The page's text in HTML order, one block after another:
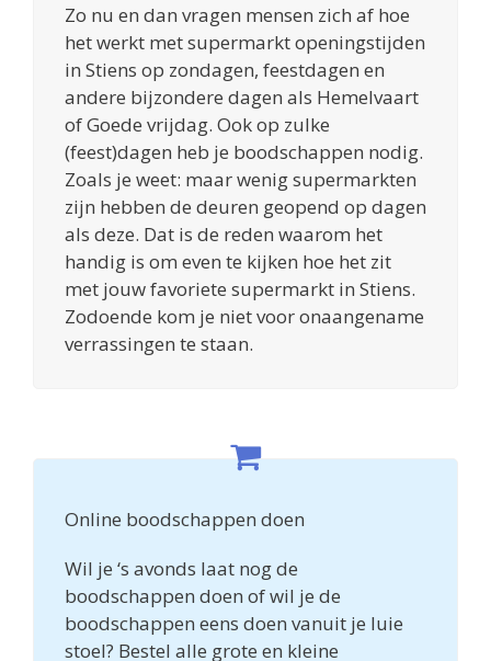
Zo nu en dan vragen mensen zich af hoe
het werkt met supermarkt openingstijden
in Stiens op zondagen, feestdagen en
andere bijzondere dagen als Hemelvaart
of Goede vrijdag. Ook op zulke
(feest)dagen heb je boodschappen nodig.
Zoals je weet: maar wenig supermarkten
zijn hebben de deuren geopend op dagen
als deze. Dat is de reden waarom het
handig is om even te kijken hoe het zit
met jouw favoriete supermarkt in Stiens.
Zodoende kom je niet voor onaangename
verrassingen te staan.
Online boodschappen doen
Wil je ‘s avonds laat nog de
boodschappen doen of wil je de
boodschappen eens doen vanuit je luie
stoel? Bestel alle grote en kleine